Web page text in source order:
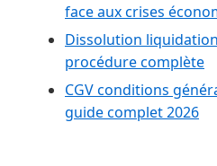
face aux crises
Dissolution
procédure complète
CGV conditions
guide complet 2026